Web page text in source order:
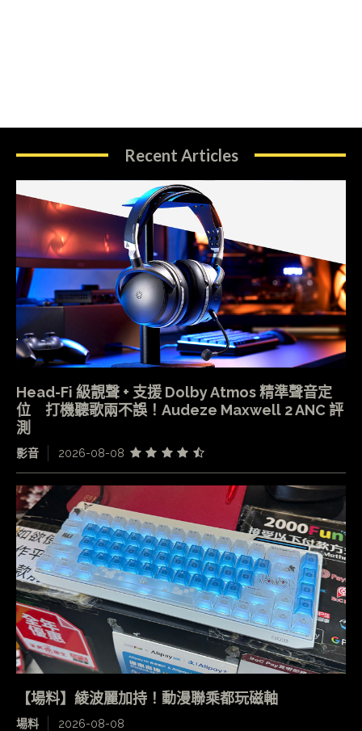
Recent Articles
Head-Fi 級靚聲 + 支援 Dolby Atmos 精準聲音定
位 打機聽歌兩不誤！Audeze Maxwell 2 ANC 評
測
影音 2026-08-08
【場料】綾波麗加持！動漫聯乘都玩磁軸
場料 2026-08-08